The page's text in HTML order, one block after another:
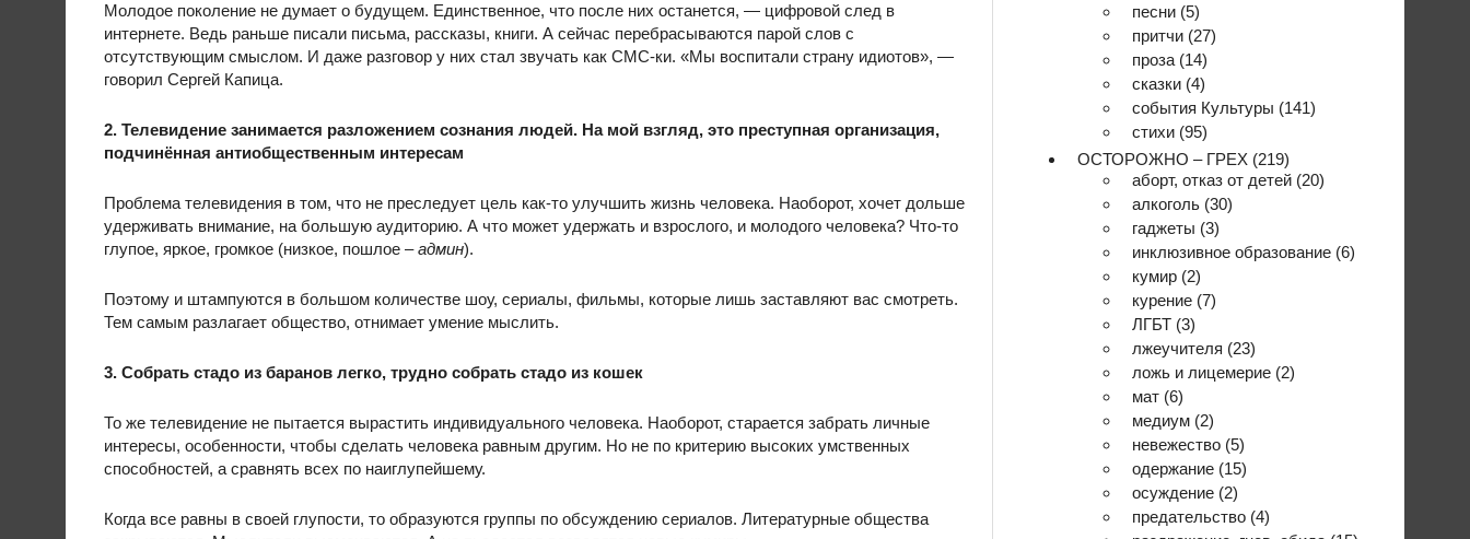
Молодое поколение не думает о будущем. Единственное, что после них останется, — цифровой след в
интернете. Ведь раньше писали письма, рассказы, книги. А сейчас перебрасываются парой слов с
отсутствующим смыслом. И даже разговор у них стал звучать как СМС-ки. «Мы воспитали страну идиотов», —
говорил Сергей Капица.
2. Телевидение занимается разложением сознания людей. На мой взгляд, это преступная организация,
подчинённая антиобщественным интересам
Проблема телевидения в том, что не преследует цель как-то улучшить жизнь человека. Наоборот, хочет дольше
удерживать внимание, на большую аудиторию. А что может удержать и взрослого, и молодого человека? Что-то
глупое, яркое, громкое (низкое, пошлое –админ).
Поэтому и штампуются в большом количестве шоу, сериалы, фильмы, которые лишь заставляют вас смотреть.
Тем самым разлагает общество, отнимает умение мыслить.
3. Собрать стадо из баранов легко, трудно собрать стадо из кошек
То же телевидение не пытается вырастить индивидуального человека. Наоборот, старается забрать личные
интересы, особенности, чтобы сделать человека равным другим. Но не по критерию высоких умственных
способностей, а сравнять всех по наиглупейшему.
Когда все равны в своей глупости, то образуются группы по обсуждению сериалов. Литературные общества
песни (5)
притчи (27)
проза (14)
сказки (4)
события Культуры (141)
стихи (95)
ОСТОРОЖНО – ГРЕХ (219)
аборт, отказ от детей (20)
алкоголь (30)
гаджеты (3)
инклюзивное образование (6)
кумир (2)
курение (7)
ЛГБТ (3)
лжеучителя (23)
ложь и лицемерие (2)
мат (6)
медиум (2)
невежество (5)
одержание (15)
осуждение (2)
предательство (4)